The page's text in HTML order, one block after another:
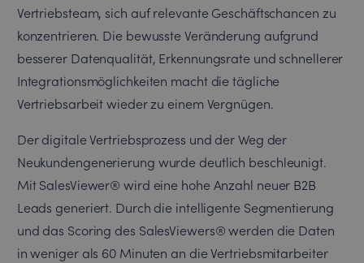
Vertriebsteam, sich auf relevante Geschäftschancen zu
konzentrieren. Die bewusste Veränderung aufgrund
besserer Datenqualität, Erkennungsrate und schnellerer
Integrationsmöglichkeiten macht die tägliche
Vertriebsarbeit wieder zu einem Vergnügen.
Der digitale Vertriebsprozess und der Weg der
Neukundengenerierung wurde deutlich beschleunigt.
Mit SalesViewer® wird eine hohe Anzahl neuer B2B
Leads generiert. Durch die intelligente Segmentierung
und das Scoring des SalesViewers® werden die Daten
in weniger als 60 Minuten an die Vertriebsmitarbeiter